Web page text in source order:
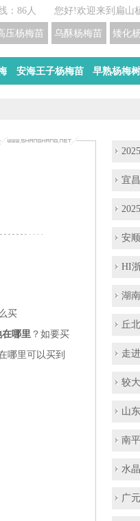
您好!欢迎来到扁山
：86人
矮化
乌酥杨梅苗培育基地
压杨梅苗
安海王子杨梅苗 早熟杨梅
买
哪里 ？如要买
哪里可以买到
宜
安
HI
湖
丘
走
较
山
南
水
广